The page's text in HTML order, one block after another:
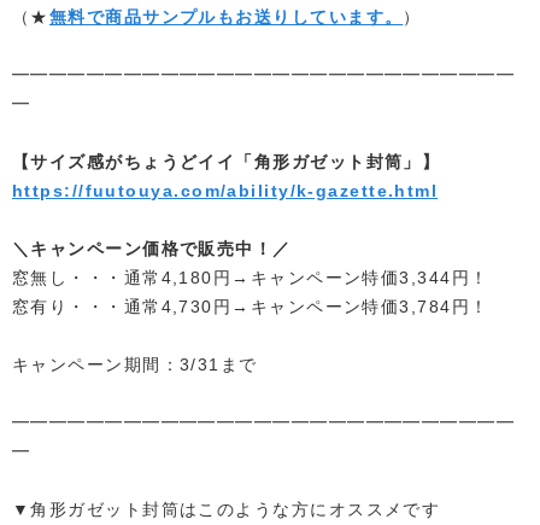
（★無料で商品サンプルもお送りしています。 ）
━━━━━━━━━━━━━━━━━━━━━━━━━━━
━
【サイズ感がちょうどイイ「角形ガゼット封筒」】
https://fuutouya.com/ability/k-gazette.html
＼キャンペーン価格で販売中！／
窓無し・・・通常4,180円→キャンペーン特価3,344円！
窓有り・・・通常4,730円→キャンペーン特価3,784円！
キャンペーン期間：3/31まで
━━━━━━━━━━━━━━━━━━━━━━━━━━━
━
▼角形ガゼット封筒はこのような方にオススメです